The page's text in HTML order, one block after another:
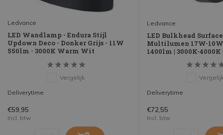
Ledvance
LED Wandlamp - Endura Stijl
Updown Deco - Donker Grijs - 11W
550lm - 3000K Warm Wit
Vergelijk
Deliverytime
€59,95
Incl. btw
Ledvance
LED Bulkhead
Multilumen 17W-
1400lm | 3000K-4000K
Deliverytime
€72,55
Incl. btw